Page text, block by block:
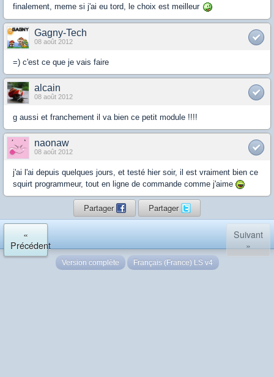
finalement, meme si j'ai eu tord, le choix est meilleur
Gagny-Tech
08 août 2012
=) c'est ce que je vais faire
alcain
08 août 2012
g aussi et franchement il va bien ce petit module !!!!
naonaw
08 août 2012
j'ai l'ai depuis quelques jours, et testé hier soir, il est vraiment bien ce
squirt programmeur, tout en ligne de commande comme j'aime
Partager Partager
«
Précédent
Suivant
»
Version complète Français (France) LS v4